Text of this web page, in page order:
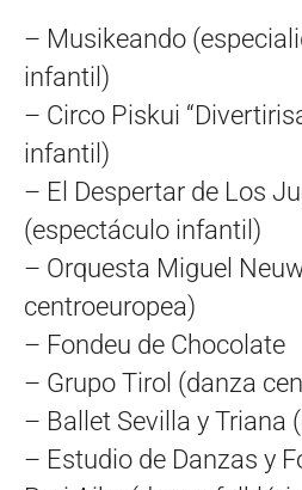
– Musikeando
infantil)
– Circo Piskui
infantil)
– El Despertar de Los
(espectáculo infantil)
– Orquesta Miguel
centroeuropea)
– Fondeu de Chocolate
– Grupo Tirol (danza
– Ballet Sevilla y Triana
– Estudio de Danzas y